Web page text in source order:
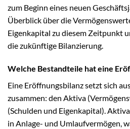
zum Beginn eines neuen
Überblick über die
Eigenkapital zu diesem Zeitpunkt
die zukünftige Bilanzierung.
Welche Bestandteile hat eine
Eine Eröffnungsbilanz setzt sich
zusammen: den Aktiva
(Schulden und Eigenkapital).
in Anlage- und Umlaufvermögen,